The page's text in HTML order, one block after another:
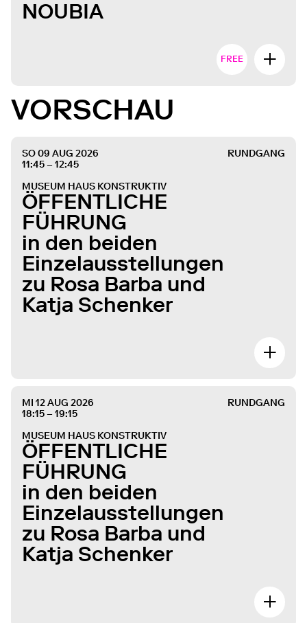
NOUBIA
FREE
VORSCHAU
SO 09 AUG 2026
11:45 – 12:45
RUNDGANG
MUSEUM HAUS KONSTRUKTIV
ÖFFENTLICHE
FÜHRUNG
in den beiden
Einzelausstellungen
zu Rosa Barba und
Katja Schenker
MI 12 AUG 2026
18:15 – 19:15
RUNDGANG
MUSEUM HAUS KONSTRUKTIV
ÖFFENTLICHE
FÜHRUNG
in den beiden
Einzelausstellungen
zu Rosa Barba und
Katja Schenker